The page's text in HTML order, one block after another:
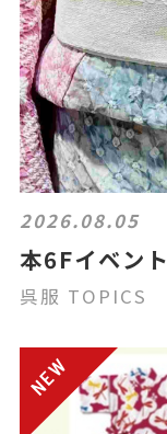
2026.08.05
本6Fイベン
呉服 TOPICS